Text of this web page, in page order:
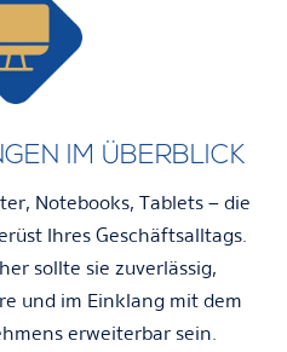
IM ÜBERBLICK
Notebooks, Tablets – die
Ihres Geschäftsalltags.
sollte sie zuverlässig,
und im Einklang mit dem
erweiterbar sein.